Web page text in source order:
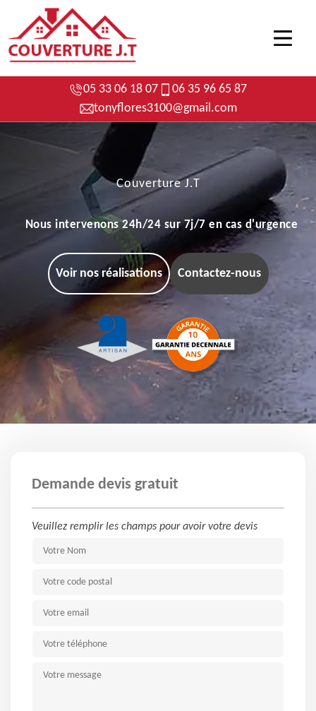
05 33 06 18 07
06 35 96 65 87
tonyflores3100@gmail.com
Couverture J.T
Nous intervenons 24h/24 sur 7j/7 en cas d'urgence
Voir nos réalisations Contactez-nous
Demande devis gratuit
Veuillez remplir les champs pour avoir votre devis